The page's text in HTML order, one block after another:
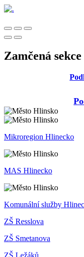
Zamčená sekce
Mikroregion Hlinecko
MAS Hlinecko
Komunální služby
ZŠ Resslova
ZŠ Smetanova
ZŠ Ležáků